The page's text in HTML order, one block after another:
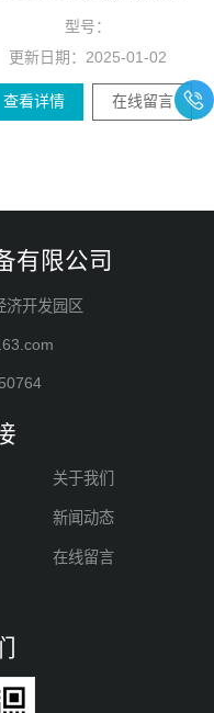
型号：
更新日期： 2025-01-02
查看详情 在线留言
有限公司
济开发园区
关于我们
新闻动态
在线留言